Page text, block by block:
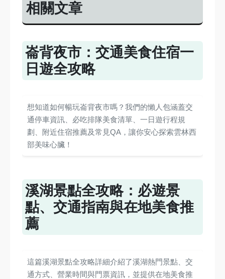
相關文章
崙背夜市：交通美食住宿一
日遊全攻略
想知道如何暢玩崙背夜市嗎？我們的懶人包涵蓋交
通停車資訊、必吃排隊美食清單、一日遊行程規
劃、附近住宿推薦及常見QA，讓你安心探索雲林西
部美味心臟！
溪湖景點全攻略：必遊景
點、交通指南與在地美食推
薦
這篇溪湖景點全攻略詳細介紹了溪湖熱門景點、交
通方式、營業時間與門票資訊，並提供在地美食推